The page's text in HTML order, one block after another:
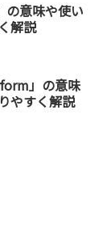
の意味や使い
解説
」の意味
やすく解説